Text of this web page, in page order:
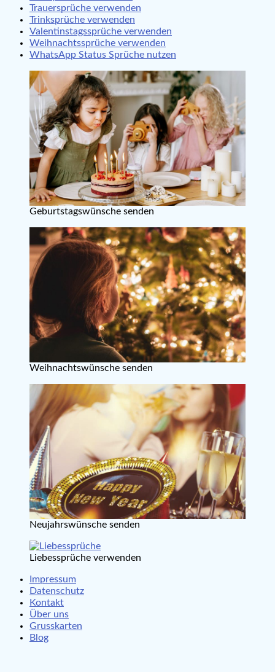
Trauersprüche verwenden
Trinksprüche verwenden
Valentinstagssprüche verwenden
Weihnachtssprüche verwenden
WhatsApp Status Sprüche nutzen
Geburtstagswünsche senden
Weihnachtswünsche senden
Neujahrswünsche senden
Liebessprüche verwenden
Impressum
Datenschutz
Kontakt
Über uns
Grusskarten
Blog